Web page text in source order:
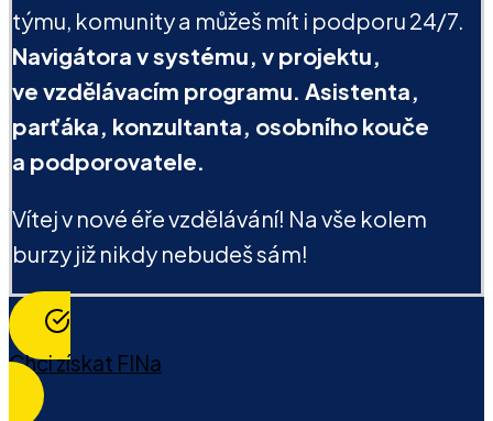
týmu, komunity a můžeš mít i podporu 24/7.
Navigátora v systému, v projektu,
ve vzdělávacím programu. Asistenta,
parťáka, konzultanta, osobního kouče
a podporovatele.
Vítej v nové éře vzdělávání! Na vše kolem
burzy již nikdy nebudeš sám!
Chci získat FINa